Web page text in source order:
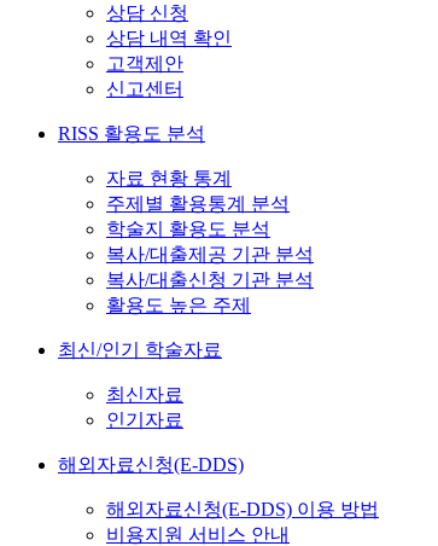
상담 신청
상담 내역 확인
고객제안
신고센터
RISS 활용도 분석
자료 현황 통계
주제별 활용통계 분석
학술지 활용도 분석
복사/대출제공 기관 분석
복사/대출신청 기관 분석
활용도 높은 주제
최신/인기 학술자료
최신자료
인기자료
해외자료신청(E-DDS)
해외자료신청(E-DDS) 이용 방법
비용지원 서비스 안내